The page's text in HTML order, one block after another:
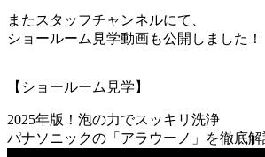
またスタッフチャンネルにて、
ショールーム見学動画も公開しました！
【ショールーム見学】
2025年版！泡の力でスッキリ洗浄
パナソニックの「アラウーノ」を徹底解